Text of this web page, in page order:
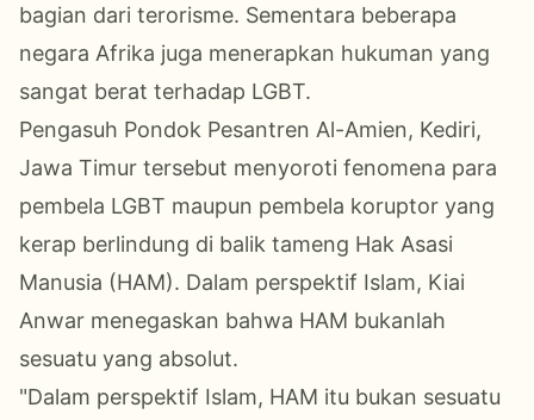
bagian dari terorisme. Sementara beberapa
negara Afrika juga menerapkan hukuman yang
sangat berat terhadap LGBT.
Pengasuh Pondok Pesantren Al-Amien, Kediri,
Jawa Timur tersebut menyoroti fenomena para
pembela LGBT maupun pembela koruptor yang
kerap berlindung di balik tameng Hak Asasi
Manusia (HAM). Dalam perspektif Islam, Kiai
Anwar menegaskan bahwa HAM bukanlah
sesuatu yang absolut.
"Dalam perspektif Islam, HAM itu bukan sesuatu